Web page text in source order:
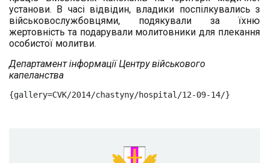
установи. В часі відвідин, владики поспілкувались з
військовослужбовцями, подякували за їхню
жертовність та подарували молитовники для плекання
особистої молитви.
Департамент інформації Центру військового
капеланства
{gallery=CVK/2014/chastyny/hospital/12-09-14/}